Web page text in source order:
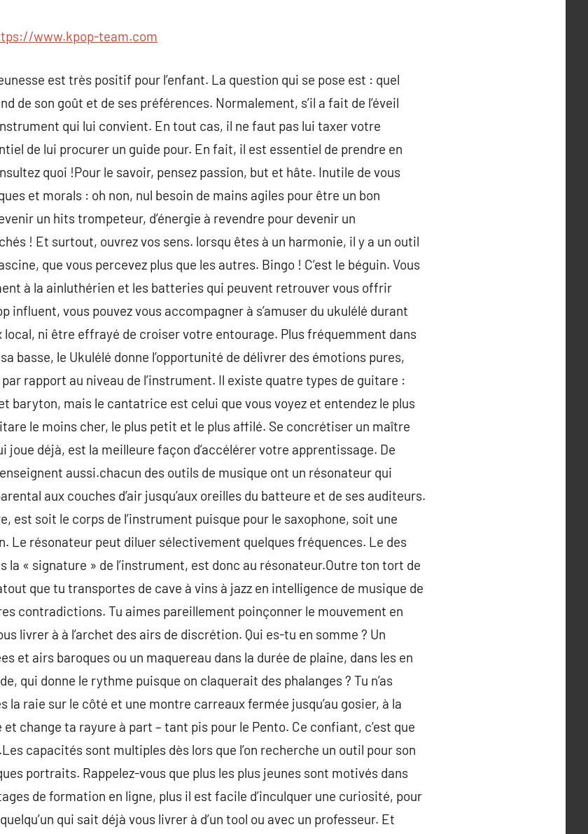
www.kpop-team.com
est très positif pour l’enfant. La question qui se pose est : quel
de son goût et de ses préférences. Normalement, s’il a fait de l’éveil
qui lui convient. En tout cas, il ne faut pas lui taxer votre
de lui procurer un guide pour. En fait, il est essentiel de prendre en
quoi !Pour le savoir, pensez passion, but et hâte. Inutile de vous
et morals : oh non, nul besoin de mains agiles pour être un bon
un hits trompeteur, d’énergie à revendre pour devenir un
! Et surtout, ouvrez vos sens. lorsqu êtes à un harmonie, il y a un outil
que vous percevez plus que les autres. Bingo ! C’est le béguin. Vous
à la ainluthérien et les batteries qui peuvent retrouver vous offrir
influent, vous pouvez vous accompagner à s’amuser du ukulélé durant
local, ni être effrayé de croiser votre entourage. Plus fréquemment dans
basse, le Ukulélé donne l’opportunité de délivrer des émotions pures,
rapport au niveau de l’instrument. Il existe quatre types de guitare :
baryton, mais le cantatrice est celui que vous voyez et entendez le plus
le moins cher, le plus petit et le plus affilé. Se concrétiser un maître
joue déjà, est la meilleure façon d’accélérer votre apprentissage. De
aussi.chacun des outils de musique ont un résonateur qui
aux couches d’air jusqu’aux oreilles du batteure et de ses auditeurs.
est soit le corps de l’instrument puisque pour le saxophone, soit une
Le résonateur peut diluer sélectivement quelques fréquences. Le des
la « signature » de l’instrument, est donc au résonateur.Outre ton tort de
que tu transportes de cave à vins à jazz en intelligence de musique de
contradictions. Tu aimes pareillement poinçonner le mouvement en
livrer à à l’archet des airs de discrétion. Qui es-tu en somme ? Un
et airs baroques ou un maquereau dans la durée de plaine, dans les en
qui donne le rythme puisque on claquerait des phalanges ? Tu n’as
la raie sur le côté et une montre carreaux fermée jusqu’au gosier, à la
change ta rayure à part – tant pis pour le Pento. Ce confiant, c’est que
capacités sont multiples dès lors que l’on recherche un outil pour son
portraits. Rappelez-vous que plus les plus jeunes sont motivés dans
de formation en ligne, plus il est facile d’inculquer une curiosité, pour
qui sait déjà vous livrer à d’un tool ou avec un professeur. Et